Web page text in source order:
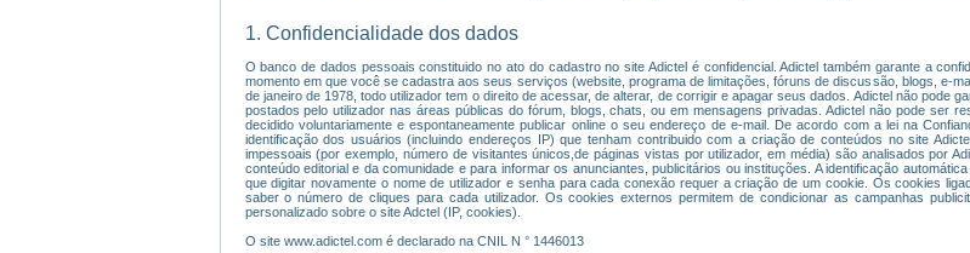
1. Confidencialidade dos dados
O banco de dados pessoais constituido no ato do cadastro no site Adictel é confidencial. Adictel também garante a
momento em que você se cadastra aos seus serviços (website, programa de limitações, fóruns de discussão, blogs, e-
de janeiro de 1978, todo utilizador tem o direito de acessar, de alterar, de corrigir e apagar seus dados. Adictel não pode
postados pelo utilizador nas áreas públicas do fórum, blogs, chats, ou em mensagens privadas. Adictel não pode ser
decidido voluntariamente e espontaneamente publicar online o seu endereço de e-mail. De acordo com a lei na
identificação dos usuários (incluindo endereços IP) que tenham contribuido com a criação de conteúdos no site
impessoais (por exemplo, número de visitantes únicos,de páginas vistas por utilizador, em média) são analisados por
conteúdo editorial e da comunidade e para informar os anunciantes, publicitários ou instituções. A identificação
que digitar novamente o nome de utilizador e senha para cada conexão requer a criação de um cookie. Os cookies
saber o número de cliques para cada utilizador. Os cookies externos permitem de condicionar as campanhas
personalizado sobre o site Adctel (IP, cookies).
O site www.adictel.com é declarado na CNIL N ° 1446013